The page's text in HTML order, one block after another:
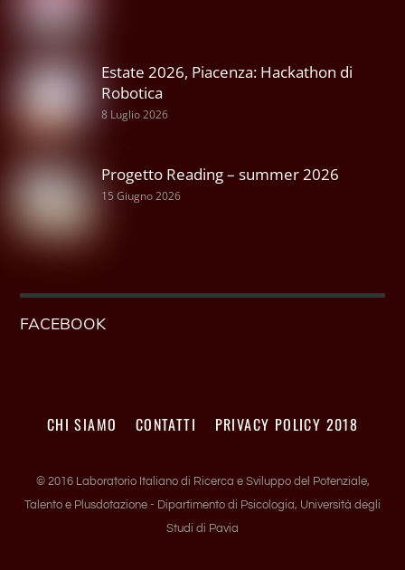
Estate 2026, Piacenza: Hackathon di
Robotica
8 Luglio 2026
Progetto Reading – summer 2026
15 Giugno 2026
FACEBOOK
CHI SIAMO CONTATTI PRIVACY POLICY 2018
© 2016 Laboratorio Italiano di Ricerca e Sviluppo del Potenziale,
Talento e Plusdotazione - Dipartimento di Psicologia, Università degli
Studi di Pavia